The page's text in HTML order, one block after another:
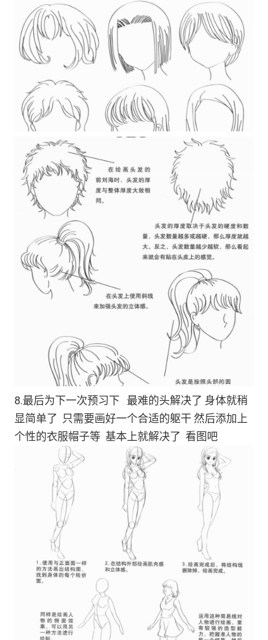
8.最后为下一次预习下 最难的头解决了 身体就稍
显简单了 只需要画好一个合适的躯干 然后添加上
个性的衣服帽子等 基本上就解决了 看图吧